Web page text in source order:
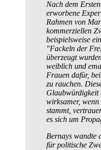
Nach dem
erworbene
Rahmen von
kommerziellen
beispielsweise
"Fackeln der
überzeugt
weiblich und
Frauen dafür,
zu rauchen.
Glaubwürdigkeit
wirksamer,
stammt,
es sich um
Bernays wandte
für politische